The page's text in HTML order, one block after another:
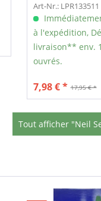
Art-Nr.: LPR133511
à l'expédition,
livraison** env.
ouvrés.
17,95 € *
7,98 € *
Tout afficher "Neil